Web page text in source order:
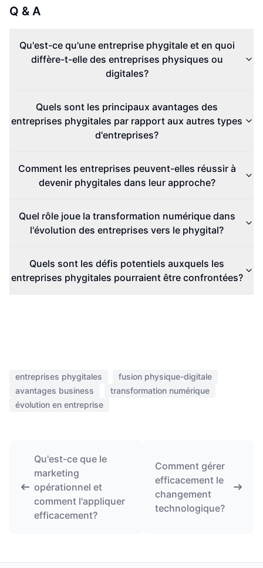
Q & A
Qu'est-ce qu'une entreprise phygitale et en quoi
diffère-t-elle des entreprises physiques ou
digitales?
Quels sont les principaux avantages des
entreprises phygitales par rapport aux autres types
d'entreprises?
Comment les entreprises peuvent-elles réussir à
devenir phygitales dans leur approche?
Quel rôle joue la transformation numérique dans
l'évolution des entreprises vers le phygital?
Quels sont les défis potentiels auxquels les
entreprises phygitales pourraient être confrontées?
entreprises phygitales
fusion physique-digitale
avantages business
transformation numérique
évolution en entreprise
Qu'est-ce que le
marketing
opérationnel et
comment l'appliquer
efficacement?
Comment gérer
efficacement le
changement
technologique?